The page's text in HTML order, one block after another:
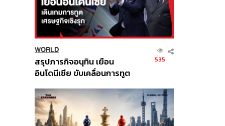
WORLD
สรุปภารกิจอนุทิน เยือน
อินโดนีเซีย ขับเคลื่อนการทูต
ส่วนยุทธศาสตร์ไทย –
อินโดนีเซีย
535